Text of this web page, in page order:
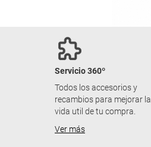
Servicio 360º
Todos los accesorios y
recambios para mejorar la
vida util de tu compra.
Ver más